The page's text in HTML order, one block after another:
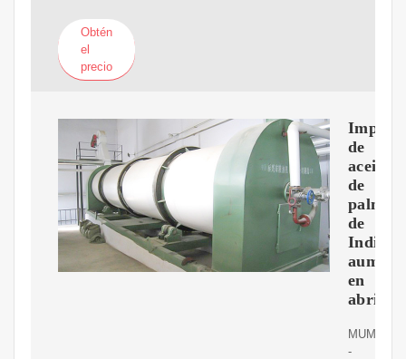
Obtén
el
precio
de
aceite
de
palma
de
India
en
abril
MUMBÁI
-